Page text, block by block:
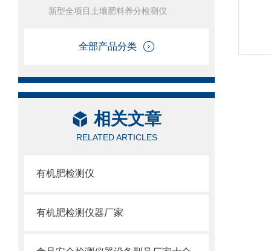
新型全项目土壤肥料养分检测仪
全部产品分类
相关文章
RELATED ARTICLES
有机肥检测仪
有机肥检测仪器厂家